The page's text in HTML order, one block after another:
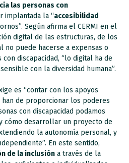
las personas con
implantada la “accesibilidad
Según afirma el CERMI en el
digital de las estructuras, de los
no puede hacerse a expensas o
discapacidad, “lo digital ha de
con la diversidad humana”.
es “contar con los apoyos
de proporcionar los poderes
con discapacidad podamos
cómo desarrollar un proyecto de
la autonomía personal, y
En este sentido,
de la inclusión a través de la